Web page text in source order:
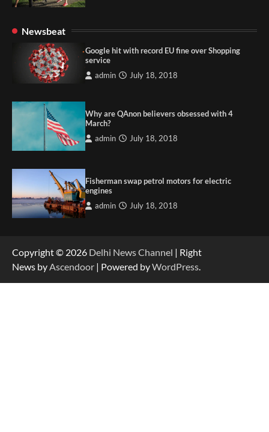
Newsbeat
Google hit with record EU fine over Shopping
service
admin July 18, 2018
Why are QAnon believers obsessed with 4
March?
admin July 18, 2018
Fisherman swap petrol motors for electric
engines
admin July 18, 2018
Copyright © 2026 Delhi News Channel | Right
News by Ascendoor | Powered byWordPress